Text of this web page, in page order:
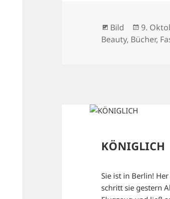
Format
Bild
am
9.
Beauty, Bücher,
KÖNIGLICH
Sie ist in Berlin!
schritt sie gestern